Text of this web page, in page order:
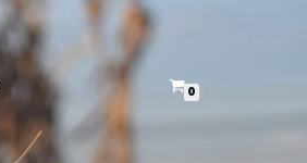
0